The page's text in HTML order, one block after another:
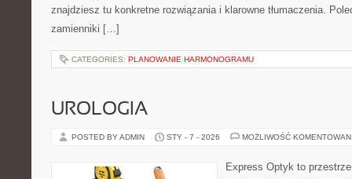
znajdziesz tu konkretne rozwiązania i klarowne tłumaczenia.
zamienniki […]
CATEGORIES: PLANOWANIE HARMONOGRAMU
UROLOGIA
POSTED BY ADMIN STY - 7 - 2026 MOŻLIWOŚĆ
Express Optyk to